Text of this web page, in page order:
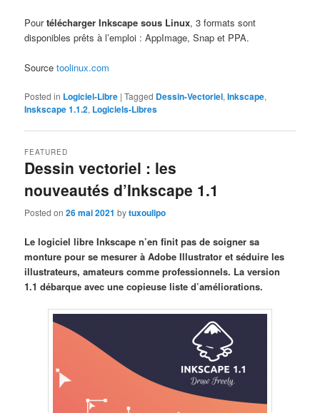
Pourtélécharger Inkscape sous Linux, 3 formats sont
disponibles prêts à l’emploi : AppImage, Snap et PPA.
Sourcetoolinux.com
Posted in Logiciel-Libre |Tagged Dessin-Vectoriel,Inkscape,
Inskscape 1.1.2, Logiciels-Libres
Dessin vectoriel : les
nouveautés d’Inkscape 1.1
FEATURED
Posted on26 mai 2021 bytuxoulipo
Le logiciel libre Inkscape n’en finit pas de soigner sa
monture pour se mesurer à Adobe Illustrator et séduire les
illustrateurs, amateurs comme professionnels. La version
1.1 débarque avec une copieuse liste d’améliorations.